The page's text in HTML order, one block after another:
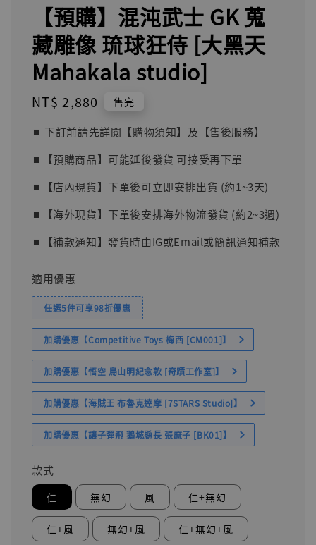
【預購】混沌武士 GK 蒐
藏雕像 琉球狂侍 [大黑天
Mahakala studio]
Regular
NT$ 2,880 售完
⏹︎ 下訂前請先詳閱【購物須知】及【售後服務】
⏹︎【預購商品】可能延後發貨 可接受再下單
⏹︎【店內現貨】下單後可立即安排出貨 (約1~3天)
⏹︎【海外現貨】下單後安排海外物流發貨 (約2~3週)
⏹︎【補款通知】發貨時由IG或Email或簡訊通知補款
適用優惠
任選5件可享98折優惠
加購優惠【Competitive Toys 梅西 [CM001]】
加購優惠【悟空 鳥山明紀念款 [奇蹟工作室]】
加購優惠【海賊王 布魯克達摩 [7STARS Studio]】
加購優惠【讓子彈飛 鵝城縣長 張麻子 [BK01]】
款式
仁 無幻 風 仁+無幻
仁+風 無幻+風 仁+無幻+風